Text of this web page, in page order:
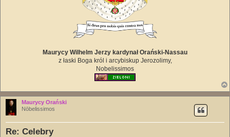
Maurycy Wilhelm Jerzy kardynał Orański-Nassau
z łaski Boga król i arcybiskup Jerozolimy,
Nobelissimos
Maurycy Orański
Nōbelissimos
Re: Celebry